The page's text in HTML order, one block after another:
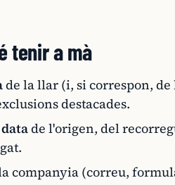
tenir a mà
de la llar (i, si correspon,
destacades.
de l'origen, del
companyia (correu,